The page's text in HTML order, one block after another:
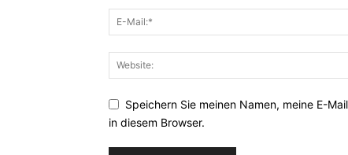
Speichern Sie meinen Namen, meine E-
in diesem Browser.